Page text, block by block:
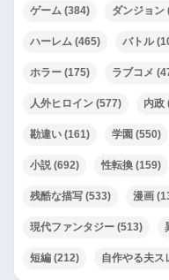
ゲーム (384) ダンジョン
ハーレム (465) バトル
ホラー (175) ラブコメ
人外ヒロイン (577) 内政
勘違い (161) 学園 (550)
小説(692) 性転換 (159)
残酷な描写 (533) 漫画
現代ファンタジー (513)
短編 (212) 自作やる夫ス